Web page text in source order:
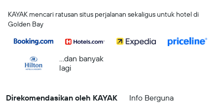
KAYAK mencari ratusan situs perjalanan sekaligus untuk hotel di
Golden Bay
...dan banyak
lagi
Direkomendasikan oleh KAYAK Info Berguna